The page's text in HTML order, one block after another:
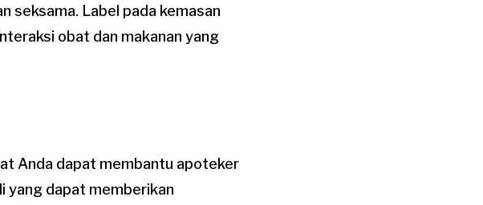
seksama. Label pada kemasan
obat dan makanan yang
Anda dapat membantu apoteker
yang dapat memberikan